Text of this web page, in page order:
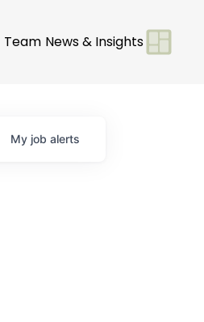
Team News & Insights
My job alerts